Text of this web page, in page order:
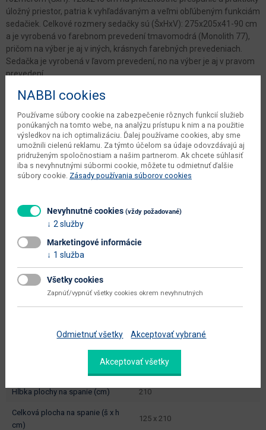
úložný priestor, patria k vyhľadávaným a veľmi obľúbeným funkciám
sedačiek. Celkové rozmery sedačky sú (ŠxHxV): 275x205x41-90 cm
a je vyrobená vo farebnom prevedení tmavomodrá (Monolith 77),
pričom na výber je aj v iných, krásnych farebných prevedeniach.
Sedačka je vyrobená v ľavom prevedení, no na výber je aj v pravom
prevedení.
Šírka 280 cm
Hĺbka 205 cm
Výška 70/90 cm
počet balíkov výrobcu 3 ks
čistá váha výrobcu 230 kg
typové označenie
výška od - do (cm) 70 - 90
hĺbka sedadla (cm)
43
hĺbka plochy na spanie (cm) 210
celková plocha na spanie (š x h
cm)
125 x 210
NABBI cookies
Používame súbory cookie na zabezpečenie rôznych funkcií služieb
ponúkaných na tomto webe, na analýzu prístupu k nim a na použitie
výsledkov na ich optimalizáciu. Ďalej používame cookies, aby sme
umožnili cielenú reklamu. Za týmto účelom sa údaje odovzdávajú aj
pridruženým spoločnostiam a našim partnerom. Ak chcete súhlasiť
iba s nevyhnutnými súbormi cookie, môžete tu odmietnuť ďalšie
súbory cookie. Zásady používania súborov cookies
Nevyhnutné cookies (vždy požadované)
2 služby
Marketingové informácie
1 služba
Všetky cookies
Zapnúť/vypnúť všetky cookies okrem nevyhnutných
Odmietnuť všetky Akceptovať vybrané
Akceptovať všetky